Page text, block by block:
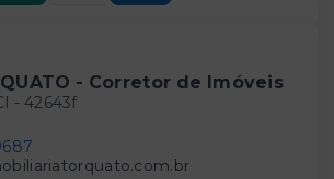
- Corretor de Imóveis
- 42643f